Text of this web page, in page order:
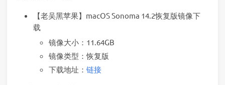
【老吴黑苹果】macOS Sonoma 14.2恢复版镜像下
载
镜像大小：11.64GB
镜像类型：恢复版
下载地址： 链接